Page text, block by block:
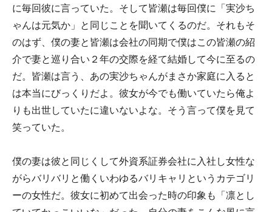
に毎回彼に言っていた。そして皆瀬は毎回僕に「実沙ち
ゃんは元気か」と同じことを聞いてくるのだ。それもそ
のはず、僕の妻と皆瀬は会社の同期で僕はこの皆瀬の紹
介で妻と巡り合い２年の交際を経て結婚して今に至るの
だ。皆瀬は言う、あの実沙ちゃんがまさか家庭に入ると
は本当にびっくりだよ。彼女が今でも働いていたら俺よ
りも出世していたに違いないよな。そう言って僕を見て
笑っていた。
僕の妻は彼と同じくして外資系証券会社に入社し女性な
がらバリバリと働くいわゆるバリキャリというカテゴリ
ーの女性だ。彼女に初めて出会った時の印象も「凛とし